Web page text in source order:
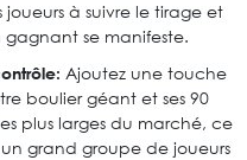
joueurs à suivre le tirage et
gagnant se manifeste.
Ajoutez une touche
boulier géant et ses 90
plus larges du marché, ce
grand groupe de joueurs